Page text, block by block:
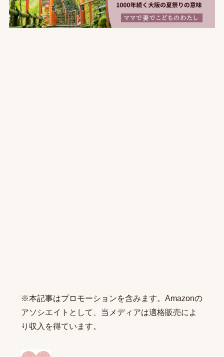
※本記事はプロモーションを含みます。Amazonの
アソシエイトとして、当メディアは適格販売によ
り収入を得ています。